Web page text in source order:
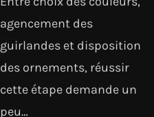
agencement des
guirlandes et disposition
des ornements, réussir
cette étape demande un
peu…